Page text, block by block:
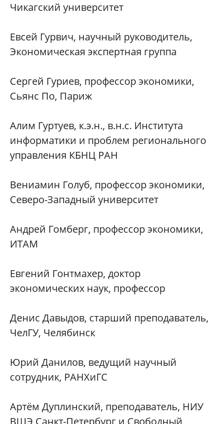
Чикагский университет
Евсей Гурвич, научный руководитель,
Экономическая экспертная группа
Сергей Гуриев, профессор экономики,
Сьянс По, Париж
Алим Гуртуев, к.э.н., в.н.с. Института
информатики и проблем регионального
управления КБНЦ РАН
Вениамин Голуб, профессор экономики,
Северо-Западный университет
Андрей Гомберг, профессор экономики,
ИТАМ
Евгений Гонтмахер, доктор
экономических наук, профессор
Денис Давыдов, старший преподаватель,
ЧелГУ, Челябинск
Юрий Данилов, ведущий научный
сотрудник, РАНХиГС
Артём Дуплинский, преподаватель, НИУ
ВШЭ Санкт-Петербург и Свободный